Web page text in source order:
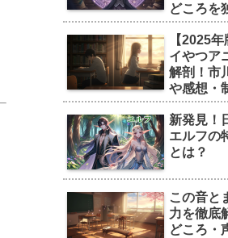
どころを
り
【2025
イやつア
解剖！市
や感想・
新発見！
エルフの
とは？
この音と
力を徹底
どころ・